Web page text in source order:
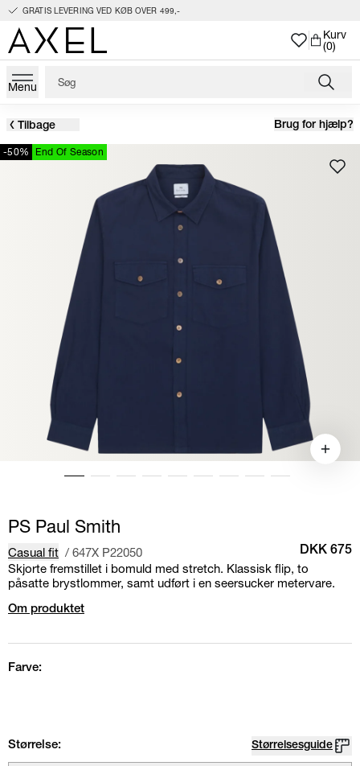
GRATIS LEVERING VED KØB OVER 499,-
Kurv
(0)
Menu
Tilbage Brug for hjælp?
-50% End Of Season
PS Paul Smith
Casual fit / 647X P22050 DKK 675
Skjorte fremstillet i bomuld med stretch. Klassisk flip, to
påsatte brystlommer, samt udført i en seersucker metervare.
Om produktet
Farve:
Størrelse: Størrelsesguide